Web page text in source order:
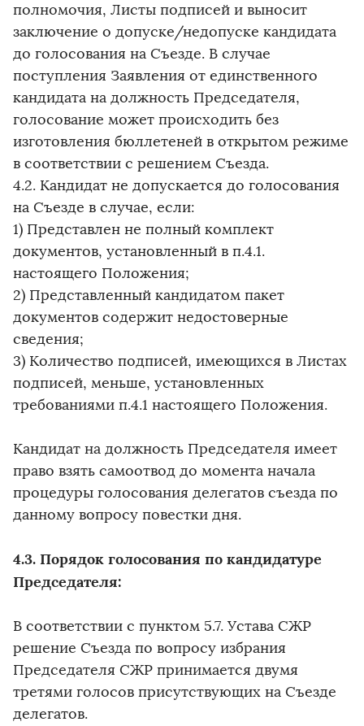
полномочия, Листы подписей и выносит
заключение о допуске/недопуске кандидата
до голосования на Съезде. В случае
поступления Заявления от единственного
кандидата на должность Председателя,
голосование может происходить без
изготовления бюллетеней в открытом режиме
в соответствии с решением Съезда.
4.2. Кандидат не допускается до голосования
на Съезде в случае, если:
1) Представлен не полный комплект
документов, установленный в п.4.1.
настоящего Положения;
2) Представленный кандидатом пакет
документов содержит недостоверные
сведения;
3) Количество подписей, имеющихся в Листах
подписей, меньше, установленных
требованиями п.4.1 настоящего Положения.
Кандидат на должность Председателя имеет
право взять самоотвод до момента начала
процедуры голосования делегатов съезда по
данному вопросу повестки дня.
4.3. Порядок голосования по кандидатуре
Председателя:
В соответствии с пунктом 5.7. Устава СЖР
решение Съезда по вопросу избрания
Председателя СЖР принимается двумя
третями голосов присутствующих на Съезде
делегатов.